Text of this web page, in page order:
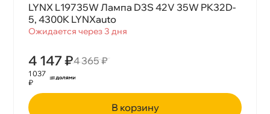
LYNX L19735W Лампа D3S 42V 35W PK32D-
5, 4300K LYNXauto
Ожидается через 3 дня
4 147 ₽4 365 ₽
1 037
₽
корзину